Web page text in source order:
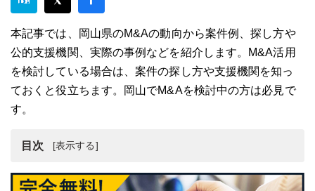
本記事では、岡山県のM&Aの動向から案件例、探し方や
公的支援機関、実際の事例などを紹介します。M&A活用
を検討している場合は、案件の探し方や支援機関を知っ
ておくと役立ちます。岡山でM&Aを検討中の方は必見で
す。
目次
岡山県のM&A・会社売却・事業承継の動向